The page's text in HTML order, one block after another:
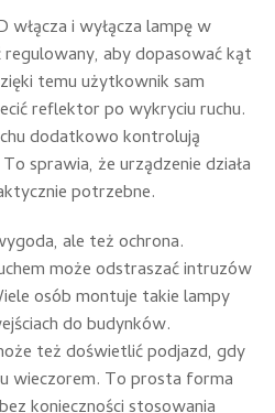
włącza i wyłącza lampę w
regulowany, aby dopasować kąt
temu użytkownik sam
reflektor po wykryciu ruchu.
dodatkowo kontrolują
sprawia, że urządzenie działa
potrzebne.
ale też ochrona.
może odstraszać intruzów
osób montuje takie lampy
do budynków.
też doświetlić podjazd, gdy
wieczorem. To prosta forma